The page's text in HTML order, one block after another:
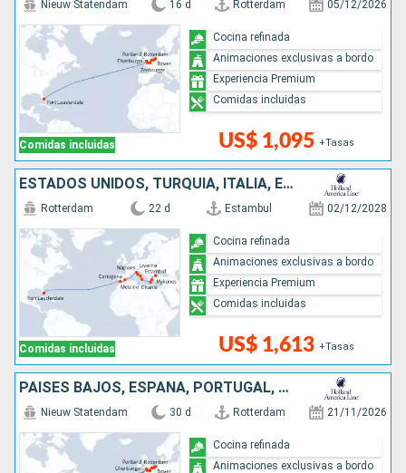
Comidas incluidas
Nieuw Statendam 16 d Rotterdam 05/12/2026
US$ 1,095 +Tasas
Cocina refinada
Animaciones exclusivas a bordo
Experiencia Premium
Comidas incluidas
ESTADOS UNIDOS, TURQUÍA, ITALIA, ESPAÑA, GRECIA
Comidas incluidas
Rotterdam 22 d Estambul 02/12/2028
US$ 1,613 +Tasas
Cocina refinada
Animaciones exclusivas a bordo
Experiencia Premium
Comidas incluidas
PAISES BAJOS, ESPAÑA, PORTUGAL, BÉLGICA, REINO UNIDO, FRANCIA, ESTADOS UNIDOS
Nieuw Statendam 30 d Rotterdam 21/11/2026
Cocina refinada
Animaciones exclusivas a bordo